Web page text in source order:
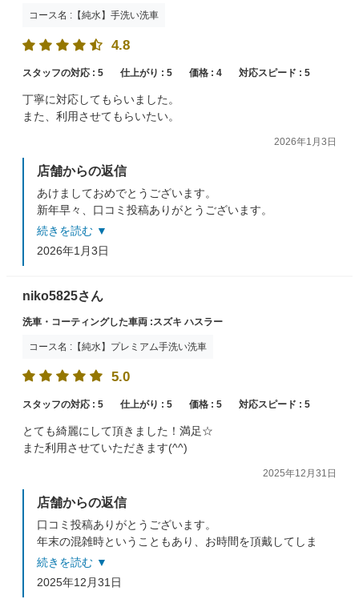
コース名 :【純水】手洗い洗車
4.8
スタッフの対応 : 5 仕上がり : 5 価格 : 4 対応スピード : 5
丁寧に対応してもらいました。
また、利用させてもらいたい。
2026年1月3日
店舗からの返信
あけましておめでとうございます。
新年早々、口コミ投稿ありがとうございます。
年末の混雑時ということもあり、お時間を頂戴してしま
いましたが
ご満足いただけて大変嬉しく思います(*´ω`*)
続きを読む ▼
2026年1月3日
niko5825さん
洗車・コーティングした車両 :スズキ ハスラー
コース名 :【純水】プレミアム手洗い洗車
5.0
スタッフの対応 : 5 仕上がり : 5 価格 : 5 対応スピード : 5
とても綺麗にして頂きました！満足☆
また利用させていただきます(^^)
2025年12月31日
店舗からの返信
口コミ投稿ありがとうございます。
年末の混雑時ということもあり、お時間を頂戴してしま
いましたが
ご満足いただけて大変嬉しく思います(*´ω`*)
またのご利用をお待ちしております！
続きを読む ▼
2025年12月31日